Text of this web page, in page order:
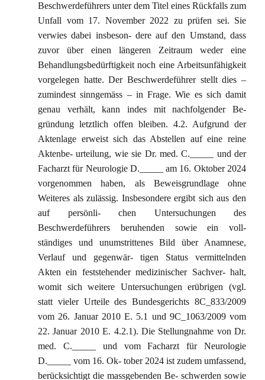
Beschwerdeführers unter dem Titel eines Rückfalls zum
Unfall vom 17. November 2022 zu prüfen sei. Sie
verwies dabei insbeson- dere auf den Umstand, dass
zuvor über einen längeren Zeitraum weder eine
Behandlungsbedürftigkeit noch eine Arbeitsunfähigkeit
vorgelegen hatte. Der Beschwerdeführer stellt dies –
zumindest sinngemäss – in Frage. Wie es sich damit
genau verhält, kann indes mit nachfolgender Be-
gründung letztlich offen bleiben. 4.2. Aufgrund der
Aktenlage erweist sich das Abstellen auf eine reine
Aktenbe- urteilung, wie sie Dr. med. C._____ und der
Facharzt für Neurologie D._____ am 16. Oktober 2024
vorgenommen haben, als Beweisgrundlage ohne
Weiteres als zulässig. Insbesondere ergibt sich aus den
auf persönli- chen Untersuchungen des
Beschwerdeführers beruhenden sowie ein voll-
ständiges und unumstrittenes Bild über Anamnese,
Verlauf und gegenwär- tigen Status vermittelnden
Akten ein feststehender medizinischer Sachver- halt,
womit sich weitere Untersuchungen erübrigen (vgl.
statt vieler Urteile des Bundesgerichts 8C_833/2009
vom 26. Januar 2010 E. 5.1 und 9C_1063/2009 vom
22. Januar 2010 E. 4.2.1). Die Stellungnahme von Dr.
med. C._____ und vom Facharzt für Neurologie
D._____ vom 16. Ok- tober 2024 ist zudem umfassend,
berücksichtigt die massgebenden Be- schwerden sowie